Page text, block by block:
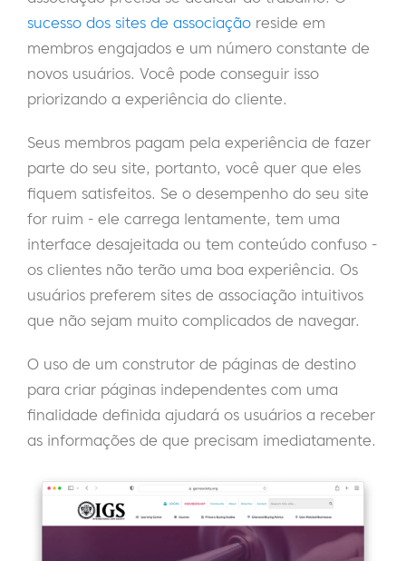
sucesso dos sites de associação reside em
membros engajados e um número constante de
novos usuários. Você pode conseguir isso
priorizando a experiência do cliente.
Seus membros pagam pela experiência de fazer
parte do seu site, portanto, você quer que eles
fiquem satisfeitos. Se o desempenho do seu site
for ruim - ele carrega lentamente, tem uma
interface desajeitada ou tem conteúdo confuso -
os clientes não terão uma boa experiência. Os
usuários preferem sites de associação intuitivos
que não sejam muito complicados de navegar.
O uso de um construtor de páginas de destino
para criar páginas independentes com uma
finalidade definida ajudará os usuários a receber
as informações de que precisam imediatamente.